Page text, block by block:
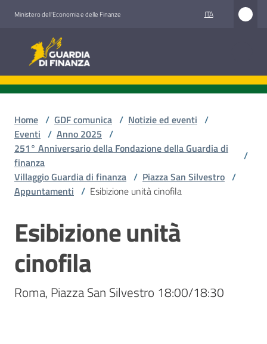
Ministero dell'Economia e delle Finanze ITA
Guardia di Finanza
Guardia di Finanza
siamo
Cosa
facciamo
Comunicazione
e
media
Home / GDF comunica / Notizie ed eventi /
Eventi / Anno 2025 /
251° Anniversario della Fondazione della Guardia di
finanza
/
Villaggio Guardia di finanza / Piazza San Silvestro /
Appuntamenti / Esibizione unità cinofila
Salta al contenuto
Esibizione unità
cinofila
Roma, Piazza San Silvestro 18:00/18:30